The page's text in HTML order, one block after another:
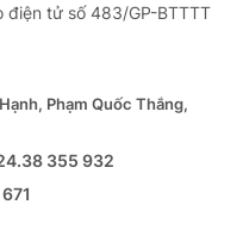
điện tử số 483/GP-BTTTT
Phạm Quốc Thắng,
355 932